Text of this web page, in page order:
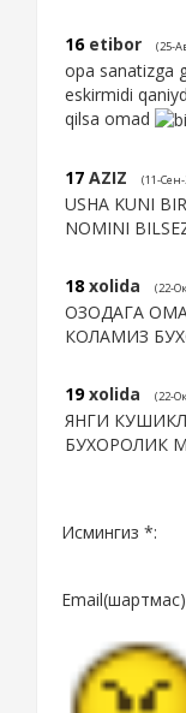
16 etibor (25-
opa sanatizga
eskirmidi
qilsa omad
17 AZIZ (11-Сен-
USHA KUNI
NOMINI
18 xolida (22-
ОЗОДАГА
КОЛАМИЗ
19 xolida (22-
ЯНГИ
БУХОРОЛИК
Исмингиз *: